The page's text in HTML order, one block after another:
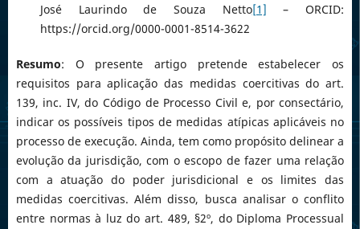
José Laurindo de Souza Netto[1] – ORCID:
https://orcid.org/0000-0001-8514-3622
Resumo: O presente artigo pretende estabelecer os
requisitos para aplicação das medidas coercitivas do art.
139, inc. IV, do Código de Processo Civil e, por consectário,
indicar os possíveis tipos de medidas atípicas aplicáveis no
processo de execução. Ainda, tem como propósito delinear a
evolução da jurisdição, com o escopo de fazer uma relação
com a atuação do poder jurisdicional e os limites das
medidas coercitivas. Além disso, busca analisar o conflito
entre normas à luz do art. 489, §2º, do Diploma Processual